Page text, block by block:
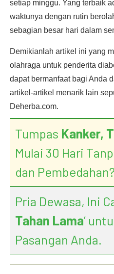
setiap minggu. Yang terbaik
waktunya dengan rutin
sebagian besar hari dalam
Demikianlah artikel ini yang
olahraga untuk penderita
dapat bermanfaat bagi Anda
artikel-artikel menarik lain
Deherba.com.
Tumpas Kanker,
Mulai 30 Hari
dan
Pria Dewasa, Ini
Tahan Lama’
Pasangan Anda.